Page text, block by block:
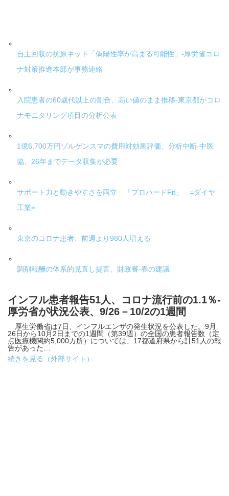
自主回収の抗原キット「偽陽性率が高まる可能性」-厚労省コロ
ナ対策推進本部が事務連絡
入院患者の60歳代以上の割合、高い値のまま推移-東京都がコロ
ナモニタリング項目の分析公表
1億6,700万円ゾルゲンスマの費用対効果評価、分析中断-中医
協、26年までデータ収集が必要
サポート力と動きやすさを両立 「プロハードFit」 =ダイヤ
工業=
東京のコロナ患者、前週より980人増える
調剤報酬の体系的見直し提言、財政審-春の建議
インフル患者報告51人、コロナ流行前の1.1％-
厚労省が状況公表、9/26－10/2の1週間
厚生労働省は7日、インフルエンザの発生状況を公表した。9月
26日から10月2日までの1週間（第39週）の全国の患者報告数（定
点医療機関約5,000カ所）については、17都道府県から計51人の報
告があった…
続きを見る（外部サイト）